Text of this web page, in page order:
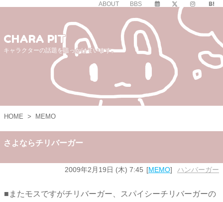
ABOUT BBS
CHARA PIT
キャラクターの話題を追っかけています。
HOME > MEMO
さよならチリバーガー
2009年2月19日 (木) 7:45 MEMO ハンバーガー
■またモスですがチリバーガー、スパイシーチリバーガーの